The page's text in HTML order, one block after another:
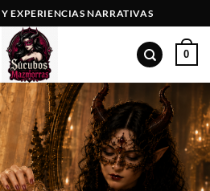
EXPERIENCIAS NARRATIVAS
0